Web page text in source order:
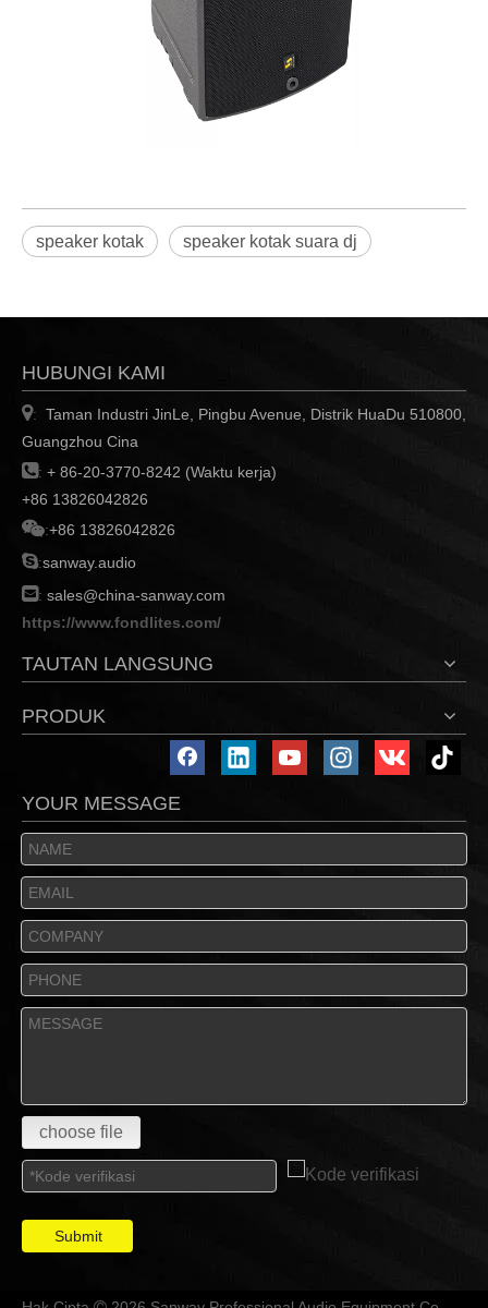
speaker kotak speaker kotak suara dj
HUBUNGI KAMI
:
Taman Industri JinLe, Pingbu Avenue, Distrik HuaDu 510800,
Guangzhou Cina
: + 86-20-3770-8242 (Waktu kerja)
+86 13826042826
:+86 13826042826
:sanway.audio
: sales@china-sanway.com
https://www.fondlites.com/
TAUTAN LANGSUNG
PRODUK
YOUR MESSAGE
choose file
Submit